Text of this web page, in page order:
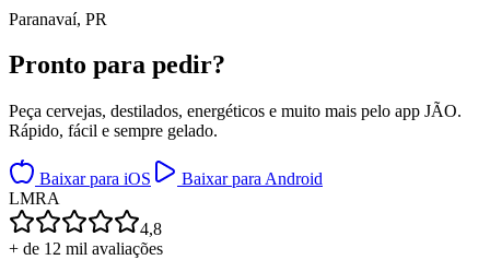
Paranavaí, PR
Pronto para pedir?
Peça cervejas, destilados, energéticos e muito mais pelo app JÃO.
Rápido, fácil e sempre gelado.
Baixar para iOS
Baixar para Android
LMRA
4,8
+ de 12 mil avaliações